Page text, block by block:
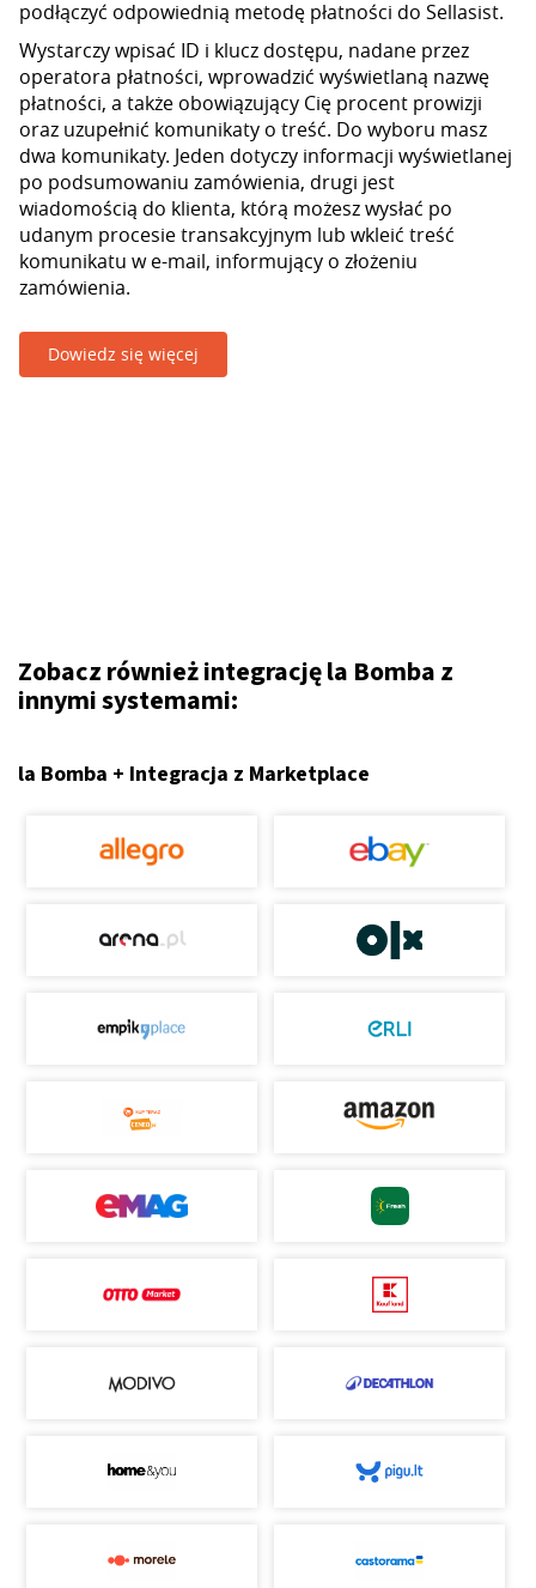
podłączyć odpowiednią metodę płatności do Sellasist.
Wystarczy wpisać ID i klucz dostępu, nadane przez
operatora płatności, wprowadzić wyświetlaną nazwę
płatności, a także obowiązujący Cię procent prowizji
oraz uzupełnić komunikaty o treść. Do wyboru masz
dwa komunikaty. Jeden dotyczy informacji wyświetlanej
po podsumowaniu zamówienia, drugi jest
wiadomością do klienta, którą możesz wysłać po
udanym procesie transakcyjnym lub wkleić treść
komunikatu w e-mail, informujący o złożeniu
zamówienia.
Dowiedz się więcej
Zobacz również integrację la Bomba z
innymi systemami:
la Bomba + Integracja z Marketplace